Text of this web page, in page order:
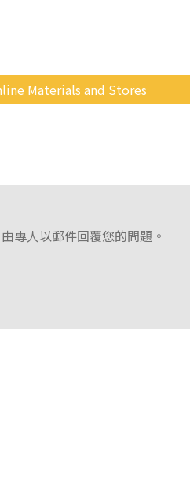
Materials and Stores
專人以郵件回覆您的問題。